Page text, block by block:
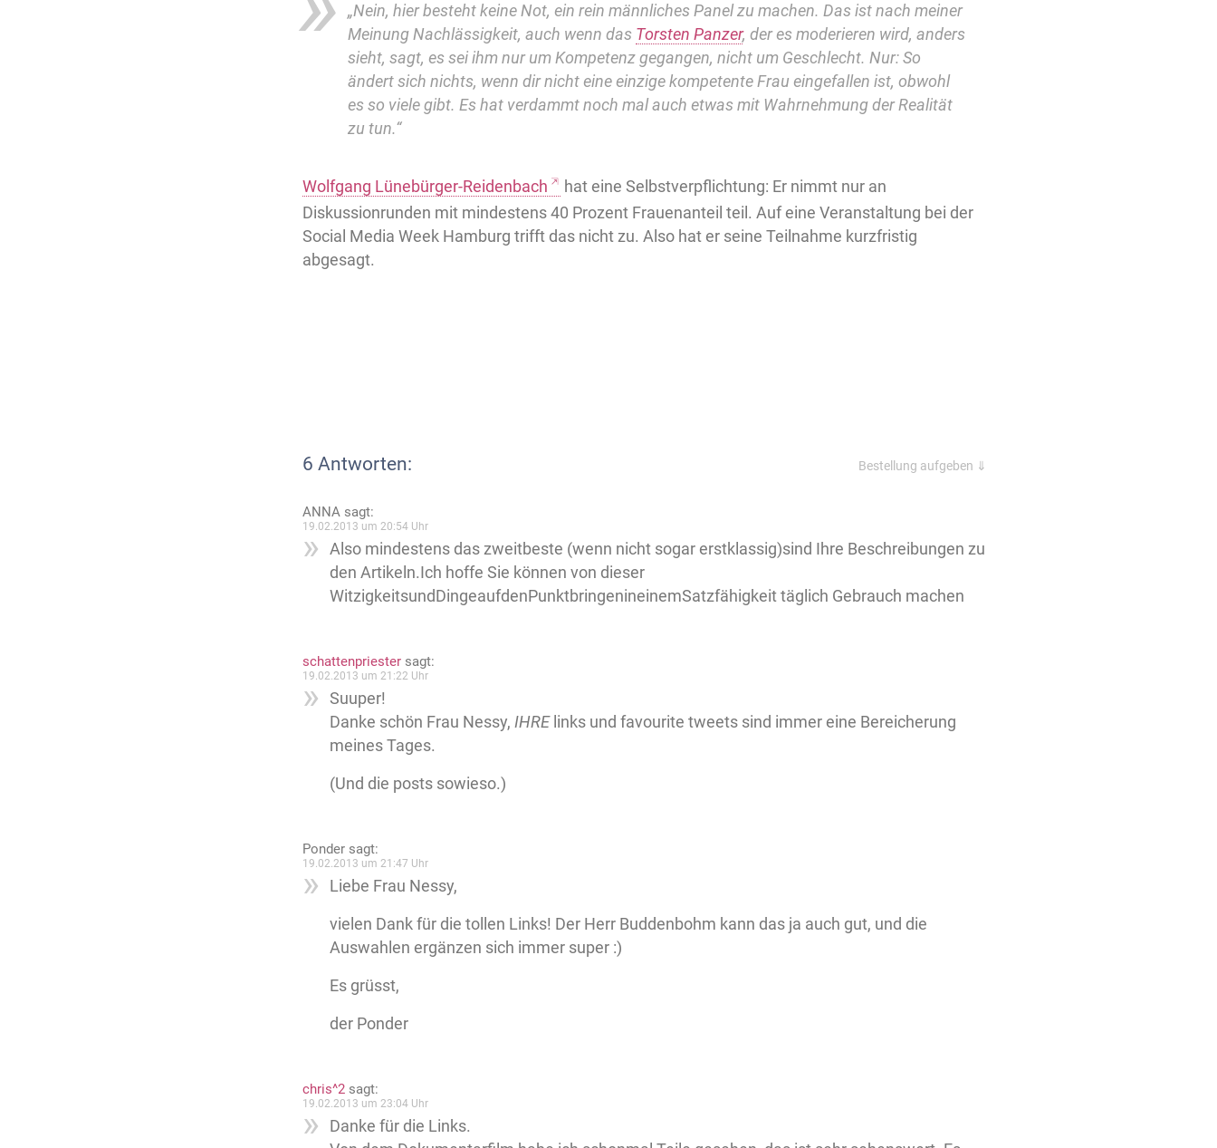
„Nein, hier besteht keine Not, ein rein männliches Panel zu machen. Das ist nach meiner
Meinung Nachlässigkeit, auch wenn das Torsten Panzer, der es moderieren wird, anders
sieht, sagt, es sei ihm nur um Kompetenz gegangen, nicht um Geschlecht. Nur: So
ändert sich nichts, wenn dir nicht eine einzige kompetente Frau eingefallen ist, obwohl
es so viele gibt. Es hat verdammt noch mal auch etwas mit Wahrnehmung der Realität
zu tun.“
Wolfgang Lünebürger-Reidenbach
hat eine Selbstverpflichtung: Er nimmt nur an
Diskussionrunden mit mindestens 40 Prozent Frauenanteil teil. Auf eine Veranstaltung bei der
Social Media Week Hamburg trifft das nicht zu. Also hat er seine Teilnahme kurzfristig
abgesagt.
6 Antworten: Bestellung aufgeben ⇓
ANNA sagt:
19.02.2013 um 20:54 Uhr
Also mindestens das zweitbeste (wenn nicht sogar erstklassig)sind Ihre Beschreibungen zu
den Artikeln.Ich hoffe Sie können von dieser
WitzigkeitsundDingeaufdenPunktbringenineinemSatzfähigkeit täglich Gebrauch machen
schattenpriester sagt:
19.02.2013 um 21:22 Uhr
Suuper!
Danke schön Frau Nessy, IHRElinks und favourite tweets sind immer eine Bereicherung
meines Tages.
(Und die posts sowieso.)
Ponder sagt:
19.02.2013 um 21:47 Uhr
Liebe Frau Nessy,
vielen Dank für die tollen Links! Der Herr Buddenbohm kann das ja auch gut, und die
Auswahlen ergänzen sich immer super :)
Es grüsst,
der Ponder
chris^2 sagt:
19.02.2013 um 23:04 Uhr
Danke für die Links.